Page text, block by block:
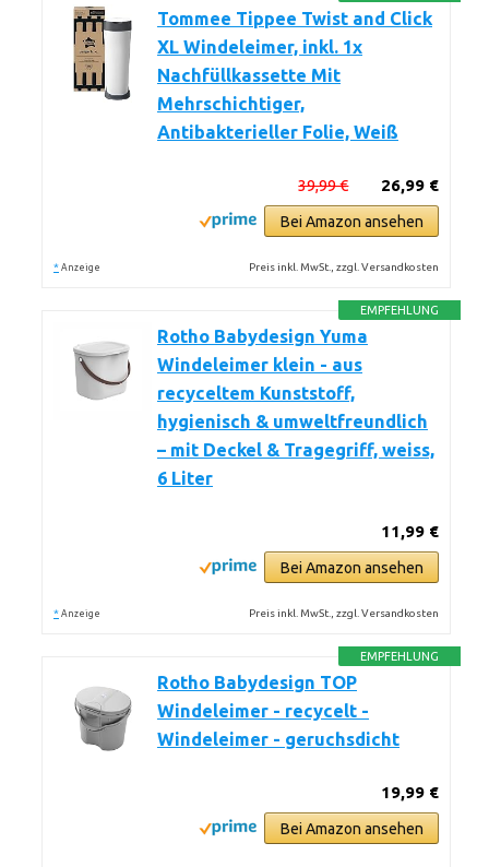
Tommee Tippee Twist and Click
XL Windeleimer, inkl. 1x
Nachfüllkassette Mit
Mehrschichtiger,
Antibakterieller Folie, Weiß
26,99 €
39,99 €
Bei Amazon ansehen
* Anzeige Preis inkl. MwSt., zzgl. Versandkosten
EMPFEHLUNG
Rotho Babydesign Yuma
Windeleimer klein - aus
recyceltem Kunststoff,
hygienisch & umweltfreundlich
– mit Deckel & Tragegriff, weiss,
6 Liter
11,99 €
Bei Amazon ansehen
* Anzeige Preis inkl. MwSt., zzgl. Versandkosten
EMPFEHLUNG
Rotho Babydesign TOP
Windeleimer - recycelt -
Windeleimer - geruchsdicht
19,99 €
Bei Amazon ansehen